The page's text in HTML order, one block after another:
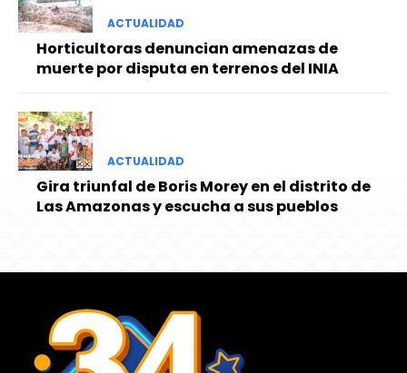
ACTUALIDAD
Horticultoras denuncian amenazas de
muerte por disputa en terrenos del INIA
ACTUALIDAD
Gira triunfal de Boris Morey en el distrito de
Las Amazonas y escucha a sus pueblos